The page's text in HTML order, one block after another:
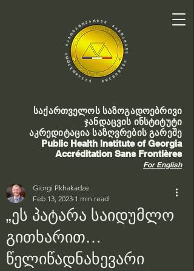
საქართველოს საზოგადოებრივი
ჯანდაცვის ინსტიტუტი
აკრედიტაცია საზღვრების გარეშე
Public Health Institute of Georgia
Accréditation Sans Frontières
For English
„ეს პატარა საიდუმლო
გითხარით…
წელიწადნახევარი
Giorgi Pkhakadze
Feb 13, 2023 1 min read